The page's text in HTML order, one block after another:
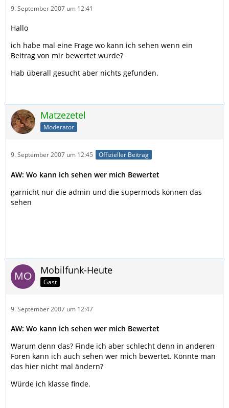
9. September 2007 um 12:41
Hallo
ich habe mal eine Frage wo kann ich sehen wenn ein
Beitrag von mir bewertet wurde?
Hab überall gesucht aber nichts gefunden.
Matzezetel
Moderator
9. September 2007 um 12:45 Offizieller Beitrag
AW: Wo kann ich sehen wer mich Bewertet
garnicht nur die admin und die supermods können das
sehen
Mobilfunk-Heute
Gast
9. September 2007 um 12:47
AW: Wo kann ich sehen wer mich Bewertet
Warum denn das? Finde ich aber schlecht denn in anderen
Foren kann ich auch sehen wer mich bewertet. Könnte man
das hier nicht mal ändern?
Würde ich klasse finde.